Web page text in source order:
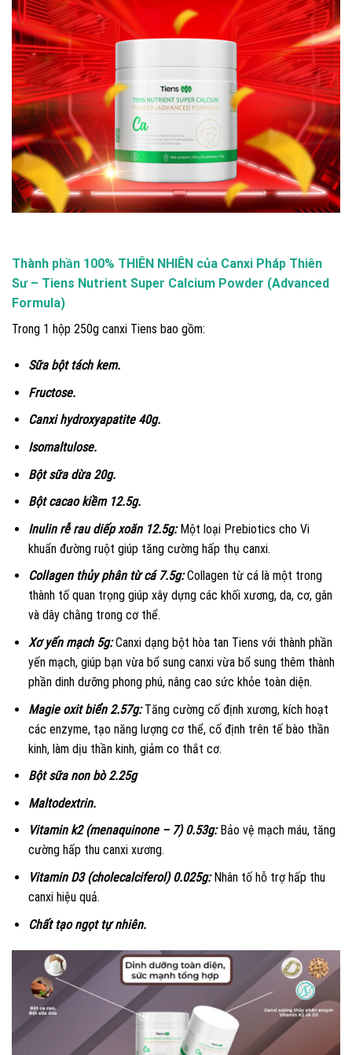
Thành phần 100% THIÊN NHIÊN của Canxi Pháp Thiên
Sư – Tiens Nutrient Super Calcium Powder (Advanced
Formula)
Trong 1 hộp 250g canxi Tiens bao gồm:
Sữa bột tách kem.
Fructose.
Canxi hydroxyapatite 40g.
Isomaltulose.
Bột sữa dừa 20g.
Bột cacao kiềm 12.5g.
Inulin rễ rau diếp xoăn 12.5g:Một loại Prebiotics cho Vi
khuẩn đường ruột giúp tăng cường hấp thụ canxi.
Collagen thủy phân từ cá 7.5g:Collagen từ cá là một trong
thành tố quan trọng giúp xây dựng các khối xương, da, cơ, gân
và dây chằng trong cơ thể.
Xơ yến mạch 5g:Canxi dạng bột hòa tan Tiens với thành phần
yến mạch, giúp bạn vừa bổ sung canxi vừa bổ sung thêm thành
phần dinh dưỡng phong phú, nâng cao sức khỏe toàn diện.
Magie oxit biển 2.57g:Tăng cường cố định xương, kích hoạt
các enzyme, tạo năng lượng cơ thể, cố định trên tế bào thần
kinh, làm dịu thần kinh, giảm co thắt cơ.
Bột sữa non bò 2.25g
Maltodextrin.
Vitamin k2 (menaquinone – 7) 0.53g:Bảo vệ mạch máu, tăng
cường hấp thu canxi xương.
Vitamin D3 (cholecalciferol) 0.025g:Nhân tố hỗ trợ hấp thu
canxi hiệu quả.
Chất tạo ngọt tự nhiên.